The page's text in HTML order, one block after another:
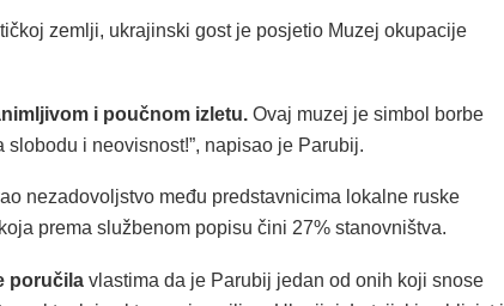
zemlji, ukrajinski gost je posjetio Muzej okupacije
i poučnom izletu.Ovaj muzej je simbol borbe
slobodu i neovisnost!”, napisao je Parubij.
nezadovoljstvo među predstavnicima lokalne ruske
prema službenom popisu čini 27% stanovništva.
poručilavlastima da je Parubij jedan od onih koji snose